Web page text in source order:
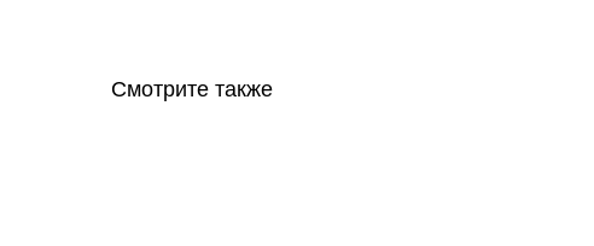
Смотрите также